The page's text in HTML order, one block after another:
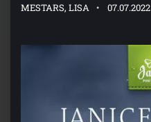
MESTARS, LISA 07.07.2022